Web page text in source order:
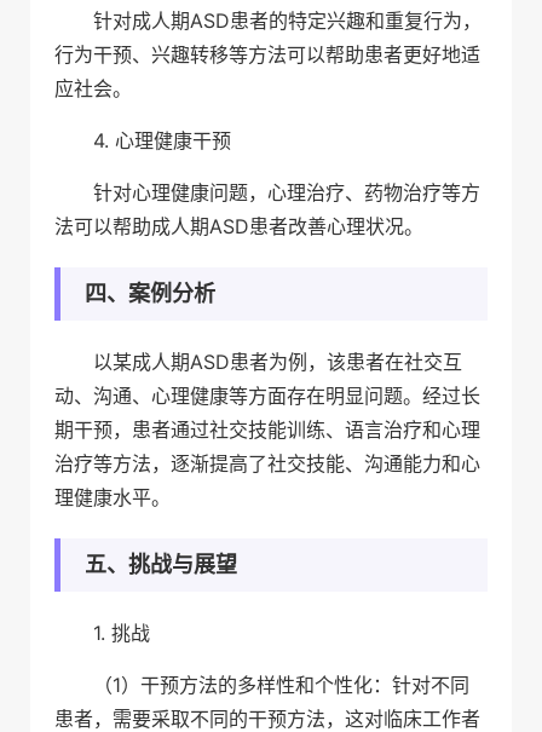
针对成人期ASD患者的特定兴趣和重复行为，
行为干预、兴趣转移等方法可以帮助患者更好地适
应社会。
4. 心理健康干预
针对心理健康问题，心理治疗、药物治疗等方
法可以帮助成人期ASD患者改善心理状况。
四、案例分析
以某成人期ASD患者为例，该患者在社交互
动、沟通、心理健康等方面存在明显问题。经过长
期干预，患者通过社交技能训练、语言治疗和心理
治疗等方法，逐渐提高了社交技能、沟通能力和心
理健康水平。
五、挑战与展望
1. 挑战
（1）干预方法的多样性和个性化：针对不同
患者，需要采取不同的干预方法，这对临床工作者